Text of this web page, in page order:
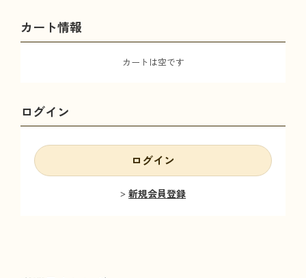
カート情報
カートは空です
ログイン
ログイン
新規会員登録